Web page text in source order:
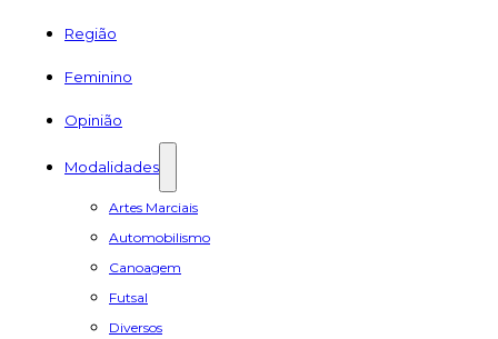
Região
Feminino
Opinião
Modalidades
Artes Marciais
Automobilismo
Canoagem
Futsal
Diversos